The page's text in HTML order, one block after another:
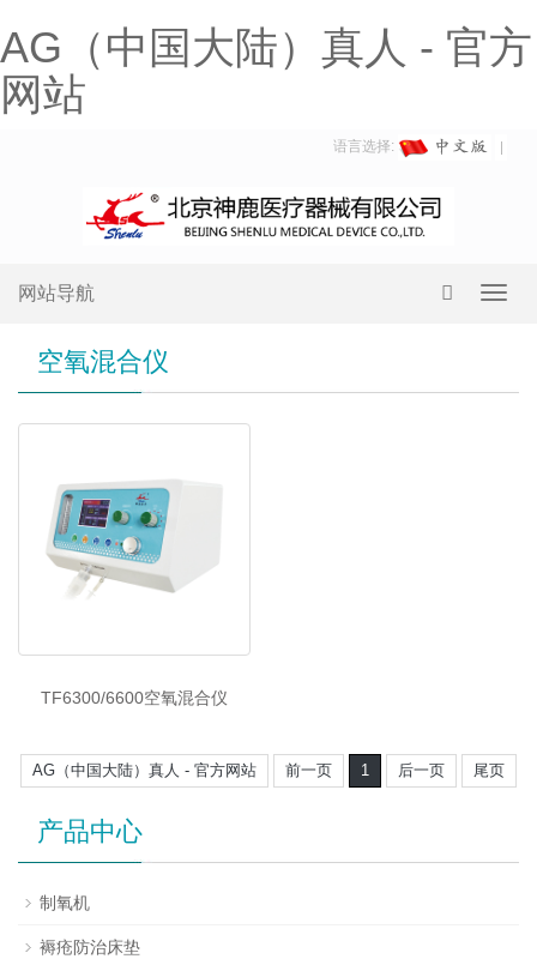
AG（中国大陆）真人 - 官方
网站
语言选择:
网站导航
空氧混合仪
TF6300/6600空氧混合仪
AG（中国大陆）真人 - 官方网站 前一页 1 后一页 尾页
产品中心
制氧机
褥疮防治床垫